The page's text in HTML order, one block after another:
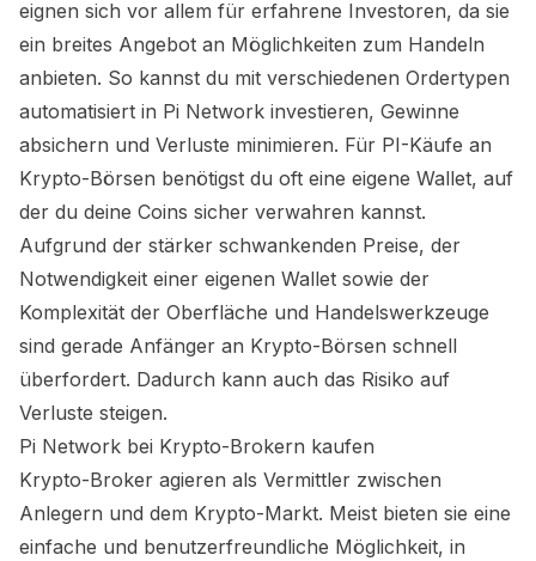
eignen sich vor allem für erfahrene Investoren, da sie
ein breites Angebot an Möglichkeiten zum Handeln
anbieten. So kannst du mit verschiedenen Ordertypen
automatisiert in Pi Network investieren, Gewinne
absichern und Verluste minimieren. Für PI-Käufe an
Krypto-Börsen benötigst du oft eine eigene Wallet, auf
der du deine Coins sicher verwahren kannst.
Aufgrund der stärker schwankenden Preise, der
Notwendigkeit einer eigenen Wallet sowie der
Komplexität der Oberfläche und Handelswerkzeuge
sind gerade Anfänger an Krypto-Börsen schnell
überfordert. Dadurch kann auch das Risiko auf
Verluste steigen.
Pi Network bei Krypto-Brokern kaufen
Krypto-Broker agieren als Vermittler zwischen
Anlegern und dem Krypto-Markt. Meist bieten sie eine
einfache und benutzerfreundliche Möglichkeit, in